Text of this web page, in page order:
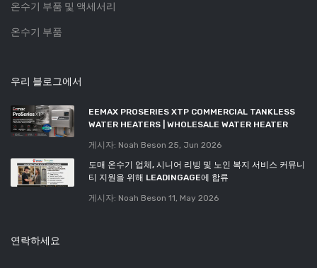
온수기 부품 및 액세서리
온수기 부품
우리 블로그에서
EEMAX PROSERIES XTP COMMERCIAL TANKLESS
WATER HEATERS | WHOLESALE WATER HEATER
게시자: Noah Beson 25, Jun 2026
도매 온수기 업체, 시니어 리빙 및 노인 복지 서비스 커뮤니
티 지원을 위해 LEADINGAGE에 합류
게시자: Noah Beson 11, May 2026
연락하세요